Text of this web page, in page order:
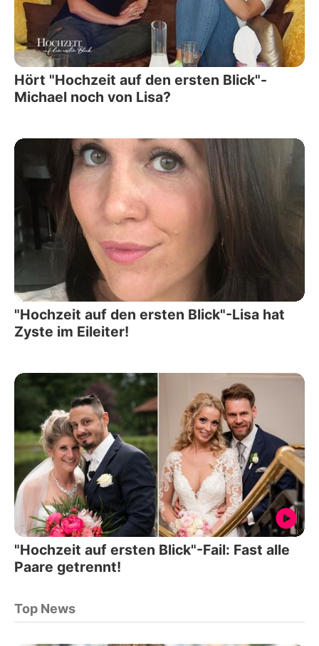
Hört "Hochzeit auf den ersten Blick"-
Michael noch von Lisa?
"Hochzeit auf den ersten Blick"-Lisa hat
Zyste im Eileiter!
"Hochzeit auf ersten Blick"-Fail: Fast alle
Paare getrennt!
Top News